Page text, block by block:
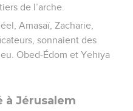
de l’arche.
Amasaï, Zacharie,
sonnaient des
Obed-Édom et Yehiya
Jérusalem